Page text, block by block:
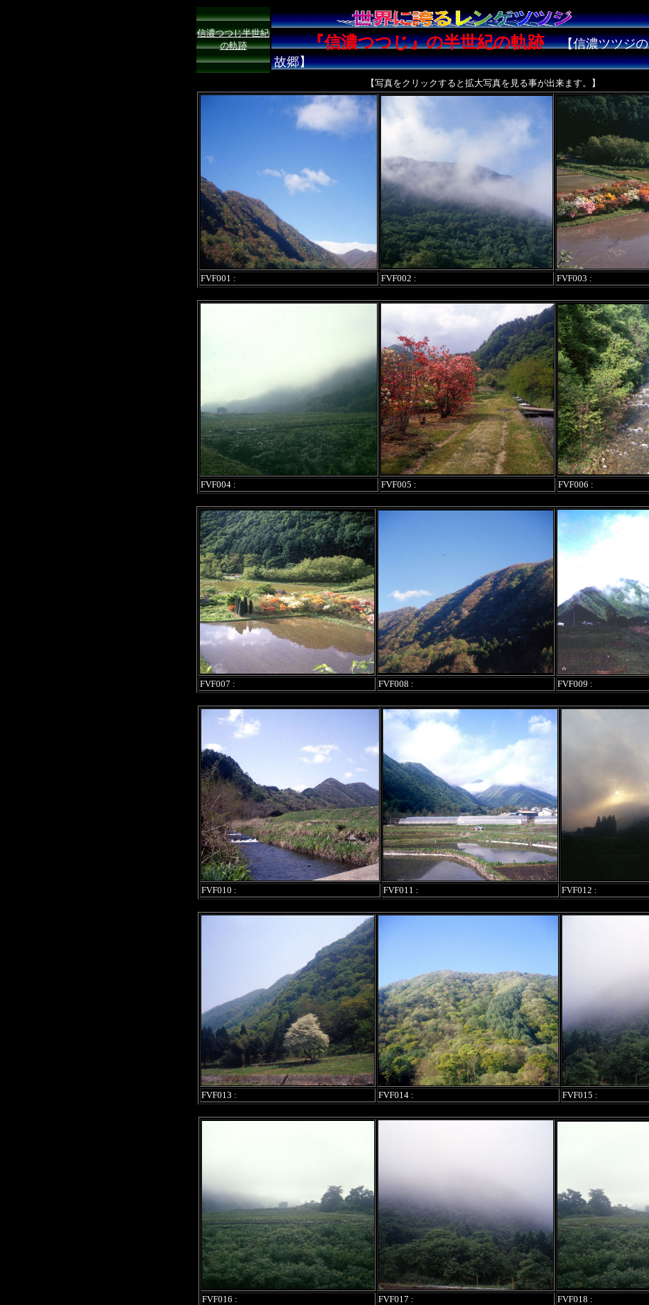
信濃つつじ半世紀
の軌跡
『信濃つつじ』の半世紀の軌跡【信濃ツツジの
故郷】
【写真をクリックすると拡大写真を見る事が出来ます。】
FVF001 : FVF002 : FVF003 :
FVF004 : FVF005 : FVF006 :
FVF007 : FVF008 : FVF009 :
FVF010 : FVF011 : FVF012 :
FVF013 : FVF014 : FVF015 :
FVF016 : FVF017 : FVF018 :